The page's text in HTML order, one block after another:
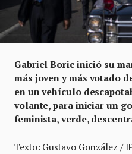
Gabriel Boric inició su
más joven y más votado
en un vehículo
volante, para iniciar un
feminista, verde,
Texto: Gustavo González /